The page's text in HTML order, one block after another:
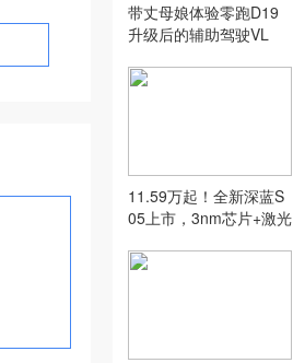
带丈母娘体验零跑D19
升级后的辅助驾驶VL
11.59万起！全新深蓝S
05上市，3nm芯片+激光